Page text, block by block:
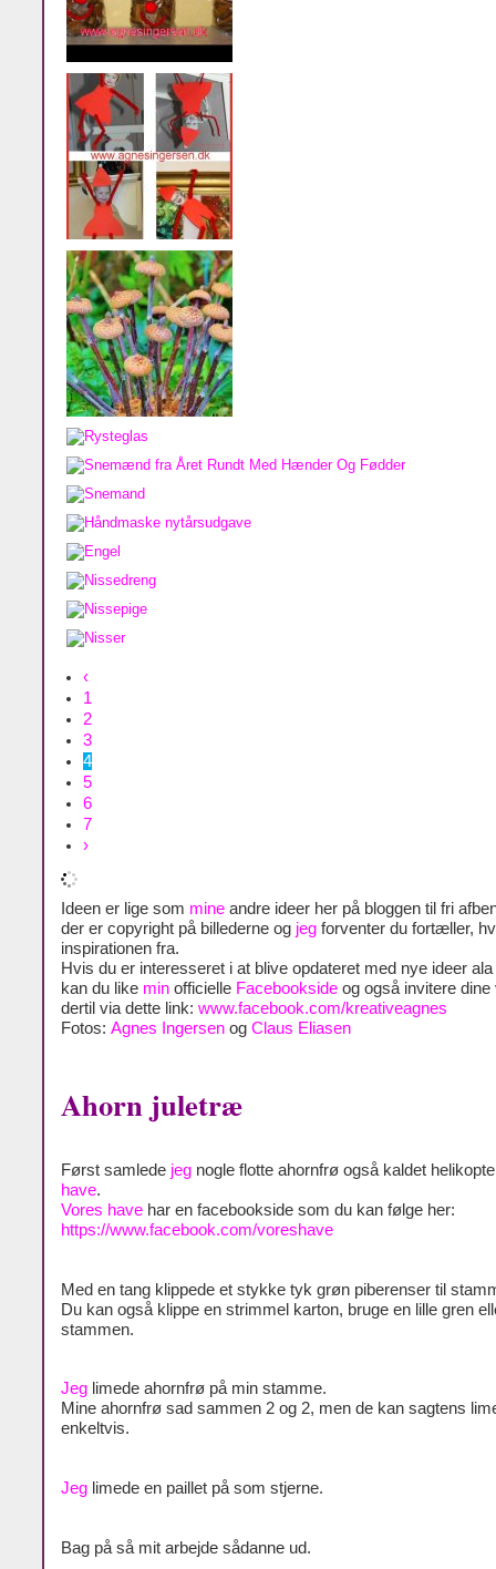
‹
1
2
3
4
5
6
7
›
Ideen er lige som mine andre ideer her på bloggen til fri
der er copyright på billederne og jeg forventer du fortæller,
inspirationen fra.
Hvis du er interesseret i at blive opdateret med nye ideer
kan du like min officielle Facebookside og også invitere dine
dertil via dette link: www.facebook.com/kreativeagnes
Fotos: Agnes Ingersen og Claus Eliasen
Ahorn juletræ
Først samlede jeg nogle flotte ahornfrø også kaldet
have.
Vores have har en facebookside som du kan følge her:
https://www.facebook.com/voreshave
Med en tang klippede et stykke tyk grøn piberenser til
Du kan også klippe en strimmel karton, bruge en lille gren
stammen.
Jeg limede ahornfrø på min stamme.
Mine ahornfrø sad sammen 2 og 2, men de kan sagtens
enkeltvis.
Jeg limede en paillet på som stjerne.
Bag på så mit arbejde sådanne ud.